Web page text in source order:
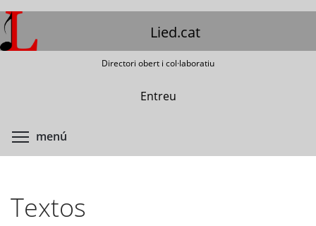
Vés
al
contingut
Lied.cat
Directori obert i col·laboratiu
Entreu
menú
Textos